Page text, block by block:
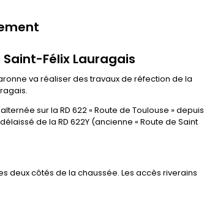
Félix Lauragais
va réaliser des travaux de réfection de la
sur la RD 622 « Route de Toulouse » depuis
de la RD 622Y (ancienne « Route de Saint
deux côtés de la chaussée. Les accès riverains